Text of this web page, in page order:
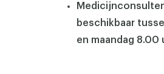
beschikbaar
en maandag 8.00